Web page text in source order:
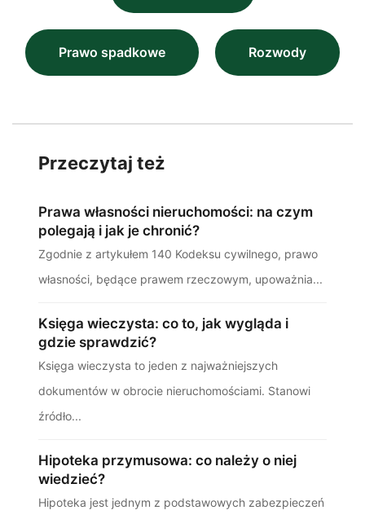
Prawo spadkowe Rozwody
Przeczytaj też
Prawa własności nieruchomości: na czym
polegają i jak je chronić?
Zgodnie z artykułem 140 Kodeksu cywilnego, prawo
własności, będące prawem rzeczowym, upoważnia...
Księga wieczysta: co to, jak wygląda i
gdzie sprawdzić?
Księga wieczysta to jeden z najważniejszych
dokumentów w obrocie nieruchomościami. Stanowi
źródło...
Hipoteka przymusowa: co należy o niej
wiedzieć?
Hipoteka jest jednym z podstawowych zabezpieczeń